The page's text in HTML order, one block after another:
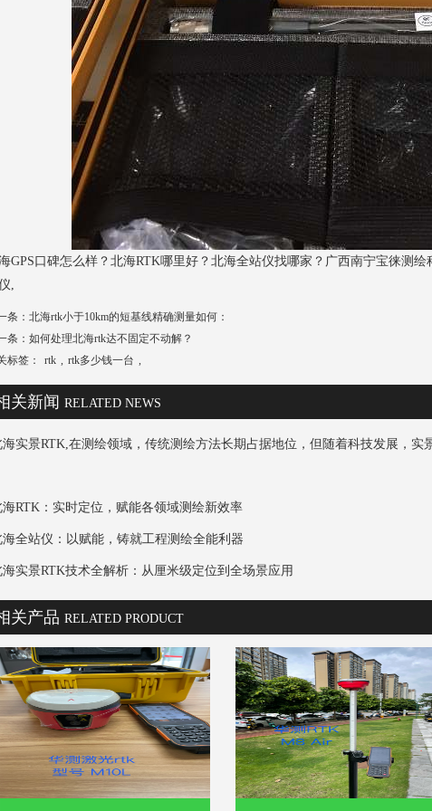
GPS口碑怎么样？北海RTK哪里好？北海全站仪找哪家？广西南宁宝徕测
,
条： 北海rtk小于10km的短基线精确测量如何：
条： 如何处理北海rtk达不固定不动解？
标签：
rtk , rtk多少钱一台 ,
关新闻 RELATED NEWS
海实景RTK,在测绘领域，传统测绘方法长期占据地位，但随着科技发展，实
海RTK：实时定位，赋能各领域测绘新效率
海全站仪：以赋能，铸就工程测绘全能利器
海实景RTK技术全解析：从厘米级定位到全场景应用
关产品 RELATED PRODUCT